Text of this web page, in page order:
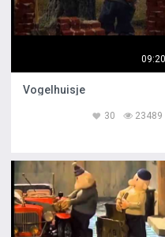
09:20
Vogelhuisje
23489
30